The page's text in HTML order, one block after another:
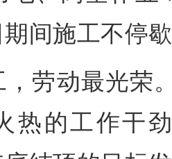
间施工不停
，劳动最光荣
热的工作干